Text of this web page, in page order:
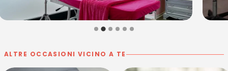
ALTRE OCCASIONI VICINO A TE